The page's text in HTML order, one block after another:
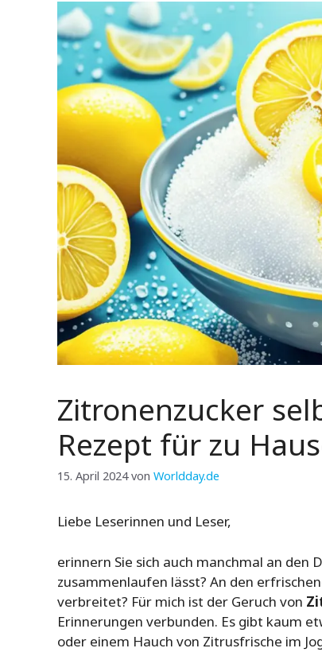
Zitronenzucker
Rezept für zu
15. April 2024 von Worldday.de
Liebe Leserinnen und Leser,
erinnern Sie sich auch manchmal an den
zusammenlaufen lässt? An den
verbreitet? Für mich ist der Geruch von
Erinnerungen verbunden. Es gibt kaum
oder einem Hauch von Zitrusfrische im